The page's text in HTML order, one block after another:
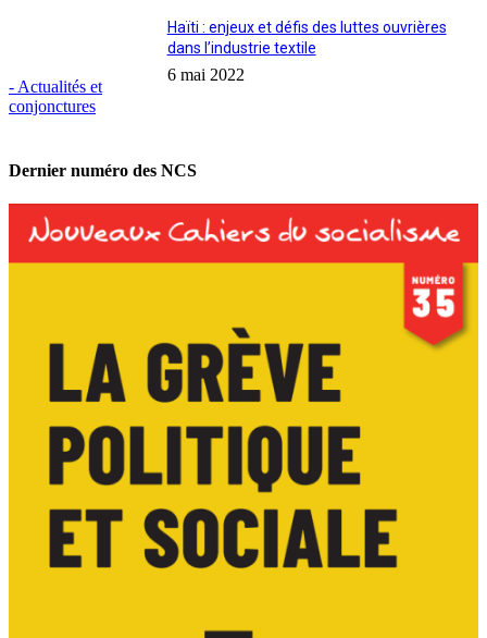
- Actualités et
conjonctures
Haïti : enjeux et défis des luttes ouvrières
dans l’industrie textile
6 mai 2022
Dernier numéro des NCS